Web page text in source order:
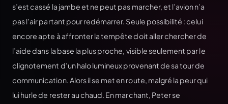
s’est cassé la jambe et ne peut pas marcher, et l’avion n’a
pas l’air partant pour redémarrer. Seule possibilité : celui
encore apte à affronter la tempête doit aller chercher de
l’aide dans la base la plus proche, visible seulement par le
clignotement d’un halo lumineux provenant de sa tour de
communication. Alors il se met en route, malgré la peur qui
lui hurle de rester au chaud. En marchant, Peter se